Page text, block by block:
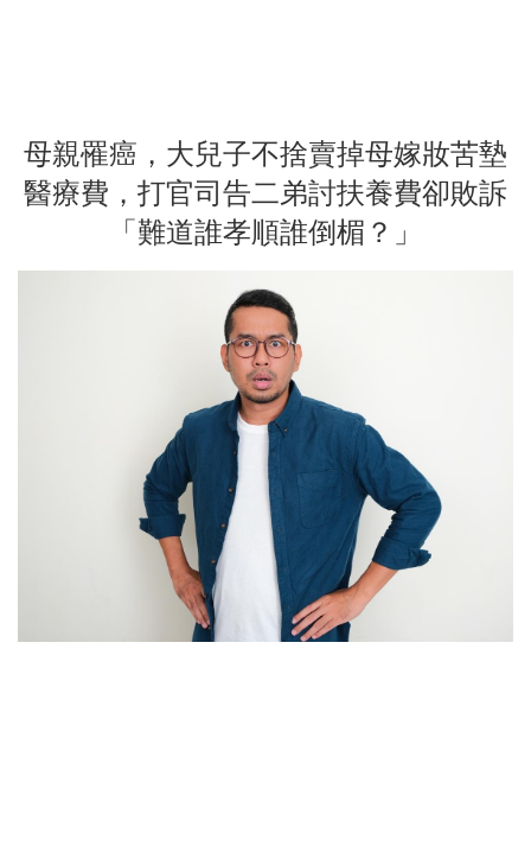
母親罹癌，大兒子不捨賣掉母嫁妝苦墊
醫療費，打官司告二弟討扶養費卻敗訴
「難道誰孝順誰倒楣？」